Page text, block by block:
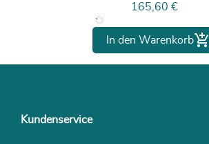
Preis
165,60 €
In den Warenkorb
Kundenservice